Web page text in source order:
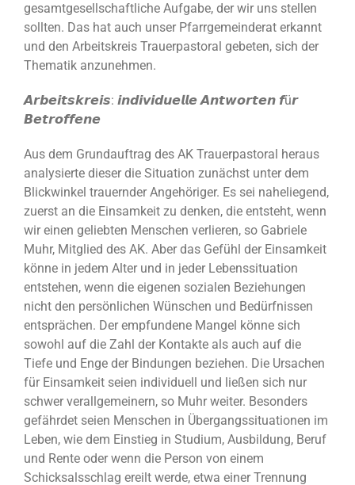
gesamtgesellschaftliche Aufgabe, der wir uns stellen
sollten. Das hat auch unser Pfarrgemeinderat erkannt
und den Arbeitskreis Trauerpastoral gebeten, sich der
Thematik anzunehmen.
𝘼𝙧𝙗𝙚𝙞𝙩𝙨𝙠𝙧𝙚𝙞𝙨: 𝙞𝙣𝙙𝙞𝙫𝙞𝙙𝙪𝙚𝙡𝙡𝙚 𝘼𝙣𝙩𝙬𝙤𝙧𝙩𝙚𝙣 𝙛ü𝙧
𝘽𝙚𝙩𝙧𝙤𝙛𝙛𝙚𝙣𝙚
Aus dem Grundauftrag des AK Trauerpastoral heraus
analysierte dieser die Situation zunächst unter dem
Blickwinkel trauernder Angehöriger. Es sei naheliegend,
zuerst an die Einsamkeit zu denken, die entsteht, wenn
wir einen geliebten Menschen verlieren, so Gabriele
Muhr, Mitglied des AK. Aber das Gefühl der Einsamkeit
könne in jedem Alter und in jeder Lebenssituation
entstehen, wenn die eigenen sozialen Beziehungen
nicht den persönlichen Wünschen und Bedürfnissen
entsprächen. Der empfundene Mangel könne sich
sowohl auf die Zahl der Kontakte als auch auf die
Tiefe und Enge der Bindungen beziehen. Die Ursachen
für Einsamkeit seien individuell und ließen sich nur
schwer verallgemeinern, so Muhr weiter. Besonders
gefährdet seien Menschen in Übergangssituationen im
Leben, wie dem Einstieg in Studium, Ausbildung, Beruf
und Rente oder wenn die Person von einem
Schicksalsschlag ereilt werde, etwa einer Trennung